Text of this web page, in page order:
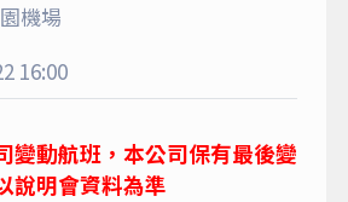
機場
16:00
變動航班，本公司保有最後變
說明會資料為準